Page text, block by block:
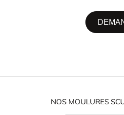
NOS MOULURES